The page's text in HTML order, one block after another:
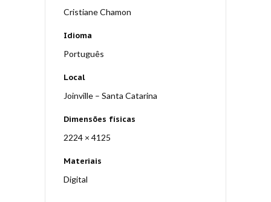
Cristiane Chamon
Idioma
Português
Local
Joinville – Santa Catarina
Dimensões físicas
2224 × 4125
Materiais
Digital